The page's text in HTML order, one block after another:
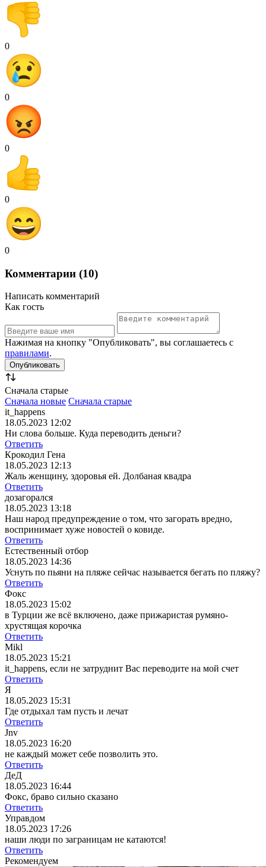
0
0
0
0
0
Комментарии (10)
Написать комментарий
Как гость
Нажимая на кнопку "Опубликовать", вы соглашаетесь с
правилами.
Сначала старые
Сначала новые Сначала старые
it_happens
18.05.2023 12:02
Ни слова больше. Куда переводить деньги?
Ответить
Крокодил Гена
18.05.2023 12:13
Жаль женщину, здоровья ей. Долбаная квадра
Ответить
дозагорался
18.05.2023 13:18
Наш народ предупреждение о том, что загорать вредно,
воспринимает хуже новостей о ковиде.
Ответить
Естественный отбор
18.05.2023 14:36
Уснуть по пьяни на пляже сейчас называется бегать по пляжу?
Ответить
Фокс
18.05.2023 15:02
в Турции же всё включено, даже прижаристая румяно-
хрустящая корочка
Ответить
Mikl
18.05.2023 15:21
it_happens, если не затруднит Вас переводите на мой счет
Ответить
Я
18.05.2023 15:31
Где отдыхал там пусть и лечат
Ответить
Jnv
18.05.2023 16:20
не каждый может себе позволить это.
Ответить
ДеД
18.05.2023 16:44
Фокс, браво сильно сказано
Ответить
Управдом
18.05.2023 17:26
наши люди по заграницам не катаются!
Ответить
Рекомендуем